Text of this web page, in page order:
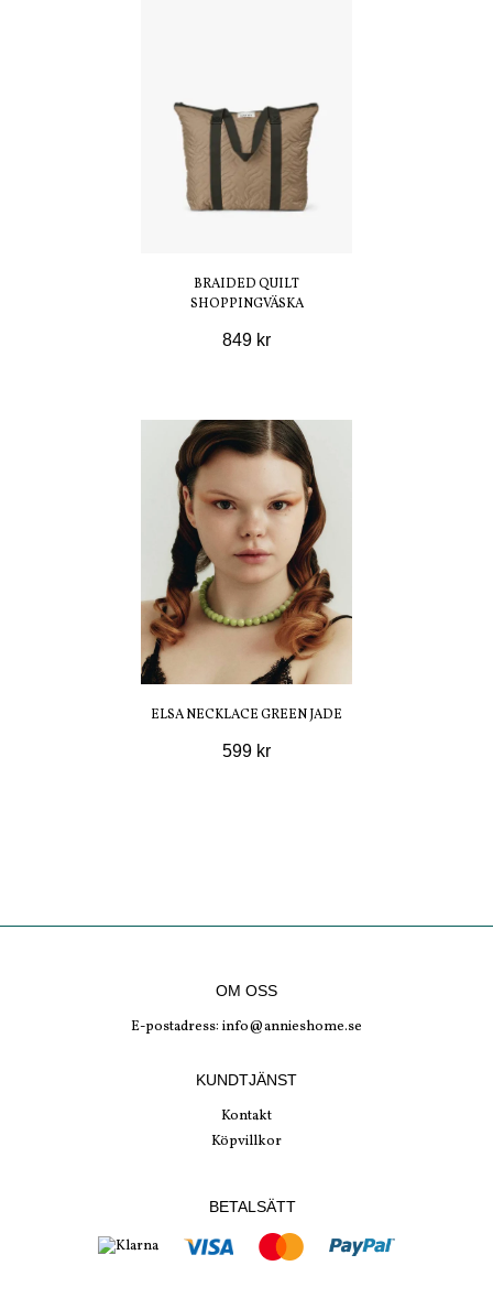
BRAIDED QUILT
SHOPPINGVÄSKA
849 kr
ELSA NECKLACE GREEN JADE
599 kr
OM OSS
E-postadress: info@annieshome.se
KUNDTJÄNST
Kontakt
Köpvillkor
BETALSÄTT